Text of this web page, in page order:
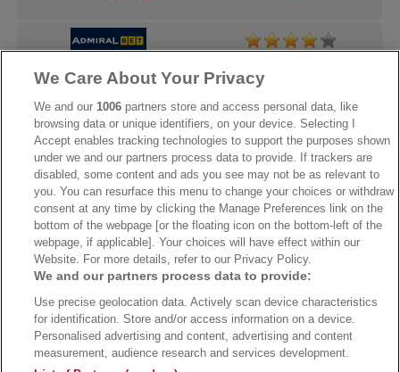
→AdmiralBet Bonus →AdmiralBet besuchen
→Bwin Bonus →Bwin besuchen
We Care About Your Privacy
We and our1006 partners store and access personal data, like
browsing data or unique identifiers, on your device. Selecting I
Accept enables tracking technologies to support the purposes shown
under we and our partners process data to provide. If trackers are
disabled, some content and ads you see may not be as relevant to
you. You can resurface this menu to change your choices or withdraw
consent at any time by clicking the Manage Preferences link on the
bottom of the webpage [or the floating icon on the bottom-left of the
webpage, if applicable]. Your choices will have effect within our
Website. For more details, refer to our Privacy Policy.
We and our partners process data to provide:
Use precise geolocation data. Actively scan device characteristics
for identification. Store and/or access information on a device.
Personalised advertising and content, advertising and content
measurement, audience research and services development.